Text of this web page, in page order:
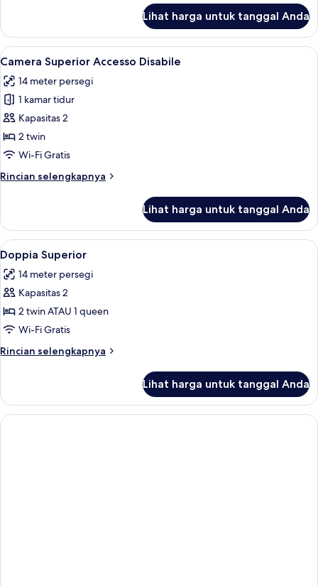
Camera
Standard
Accesso
Lihat harga untuk tanggal Anda
Lihat
semua
foto
untuk
Camera
Superior
Accesso
Camera Superior Accesso Disabile |
4
Camera Superior Accesso Disabile
14 meter persegi
1 kamar tidur
Kapasitas 2
2 twin
Wi-Fi Gratis
Rincian selengkapnya
Rincian
Camera
Superior
Accesso
Disabile
Lihat harga untuk tanggal Anda
Lihat
semua
foto
untuk
Doppia
Superior
Seprai premium, bantalan ekstra
20
Doppia Superior
14 meter persegi
Kapasitas 2
2 twin ATAU 1 queen
Wi-Fi Gratis
Rincian selengkapnya
Rincian
Doppia
Superior
Lihat harga untuk tanggal Anda